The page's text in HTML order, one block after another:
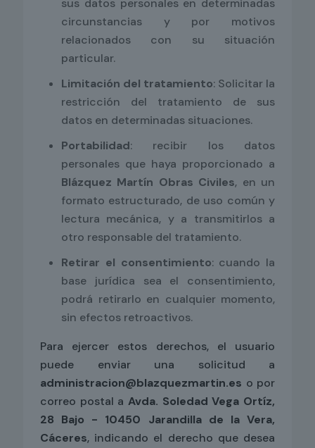
sus datos personales en determinadas
circunstancias y por motivos
relacionados con su situación
particular.
Limitación del tratamiento: Solicitar la
restricción del tratamiento de sus
datos en determinadas situaciones.
Portabilidad: recibir los datos
personales que haya proporcionado a
Blázquez Martín Obras Civiles, en un
formato estructurado, de uso común y
lectura mecánica, y a transmitirlos a
otro responsable del tratamiento.
Retirar el consentimiento: cuando la
base jurídica sea el consentimiento,
podrá retirarlo en cualquier momento,
sin efectos retroactivos.
Para ejercer estos derechos, el usuario
puede enviar una solicitud a
administracion@blazquezmartin.es o por
correo postal a Avda. Soledad Vega Ortíz,
28 Bajo - 10450 Jarandilla de la Vera,
Cáceres, indicando el derecho que desea